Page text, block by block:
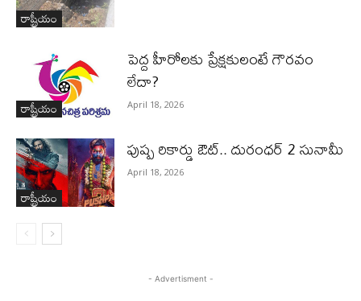
రాష్ట్రీయం
రాష్ట్రీయం
పెద్ద హీరోల‌కు ప్రేక్ష‌కులంటే గౌర‌వం
లేదా?
April 18, 2026
రాష్ట్రీయం
పుష్ప రికార్డు ఔట్‌.. దురంధ‌ర్ 2 సునామీ
April 18, 2026
- Advertisment -